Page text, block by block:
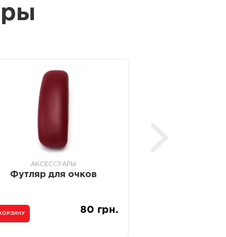
АКСЕССУАРЫ
Футляр для очков
80 грн.